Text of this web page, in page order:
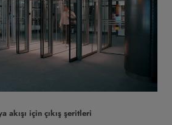
akışı için çıkış şeritleri